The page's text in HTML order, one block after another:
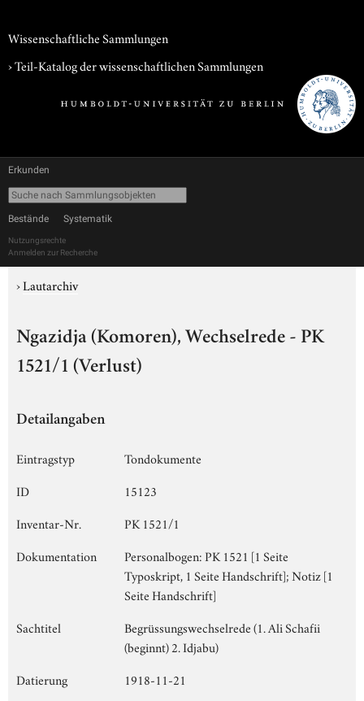
Wissenschaftliche Sammlungen
› Teil-Katalog der wissenschaftlichen Sammlungen
Erkunden
Bestände Systematik
Nutzungsrechte
Anmelden zur Recherche
›Lautarchiv
Ngazidja (Komoren), Wechselrede - PK
1521/1 (Verlust)
Detailangaben
Eintragstyp
Tondokumente
ID
15123
Inventar-Nr.
PK 1521/1
Dokumentation
Personalbogen: PK 1521 [1 Seite
Typoskript, 1 Seite Handschrift]; Notiz [1
Seite Handschrift]
Sachtitel
Begrüssungswechselrede (1. Ali Schafii
(beginnt) 2. Idjabu)
Datierung
1918-11-21